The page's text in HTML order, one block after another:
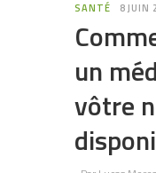
SANTÉ 8 JUIN
un
vôtre